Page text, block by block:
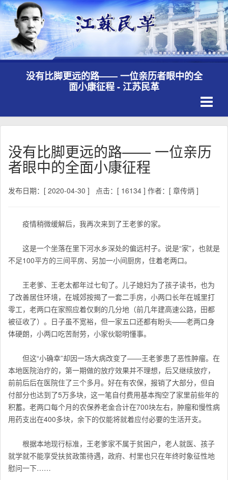
没有比脚更远的路—— 一位亲历者眼中的全
面小康征程 - 江苏民革
没有比脚更远的路—— 一位亲历
者眼中的全面小康征程
发布日期：[ 2020-04-30 ] 点击：[ 16134 ] 作者：[ 章传炳 ]
疫情稍微缓解后，我再次来到了王老爹的家。
这是一个坐落在里下河水乡深处的偏远村子。说是“家”，也就是
不足100平方的三间平房、另加一小间厨房，住着老两口。
王老爹、王老太都年过七旬了。儿子媳妇为了孩子读书，也为
了改善居住环境，在城郊按揭了一套二手房，小两口长年在城里打
零工，老两口在家照应着仅剩的几分地（前几年建高速公路，田都
被征收了）。日子虽不宽裕，但一家五口还都有盼头——老两口身
体硬朗，小两口吃苦耐劳，小家伙聪明懂事。
但这“小确幸”却因一场大病改变了——王老爹患了恶性肿瘤。在
本地医院治疗的，第一期做的放疗效果并不理想，后又继续放疗，
前前后后在医院住了三个多月。好在有农保，报销了大部分，但自
付部分也达到了5万多块，这一笔自付费用基本掏空了家里前些年的
积蓄。老两口每个月的农保养老金合计在700块左右，肿瘤和慢性病
用药支出在400多块，余下的仅能将就着应付必要的生活开支。
根据本地现行标准，王老爹家不属于贫困户，老人就医、孩子
就学就不能享受扶贫政策待遇，政府、村里也只在年终时象征性地
慰问一下……